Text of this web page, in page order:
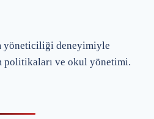
yöneticiliği deneyimiyle
ve okul yönetimi.